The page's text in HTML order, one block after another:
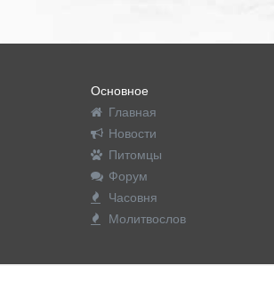
Основное
Главная
Новости
Питомцы
Форум
Часовня
Молитвослов